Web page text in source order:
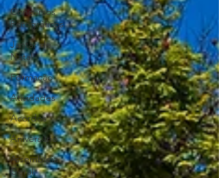
Concursos
Fotográficos
Jantar de
Natal
Formação
Atividades
Acordos
Aniversário
Assembleia
Geral